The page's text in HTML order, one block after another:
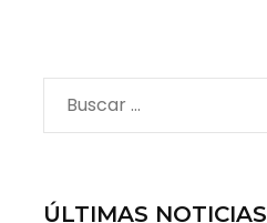
Buscar:
ÚLTIMAS NOTICIAS